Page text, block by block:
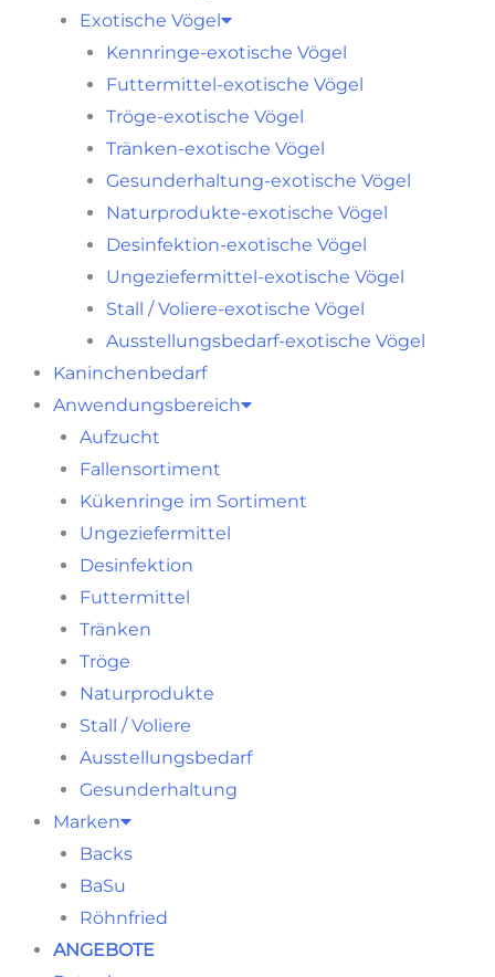
Exotische Vögel
Kennringe-exotische Vögel
Futtermittel-exotische Vögel
Tröge-exotische Vögel
Tränken-exotische Vögel
Gesunderhaltung-exotische Vögel
Naturprodukte-exotische Vögel
Desinfektion-exotische Vögel
Ungeziefermittel-exotische Vögel
Stall / Voliere-exotische Vögel
Ausstellungsbedarf-exotische Vögel
Kaninchenbedarf
Anwendungsbereich
Aufzucht
Fallensortiment
Kükenringe im Sortiment
Ungeziefermittel
Desinfektion
Futtermittel
Tränken
Tröge
Naturprodukte
Stall / Voliere
Ausstellungsbedarf
Gesunderhaltung
Marken
Backs
BaSu
Röhnfried
ANGEBOTE